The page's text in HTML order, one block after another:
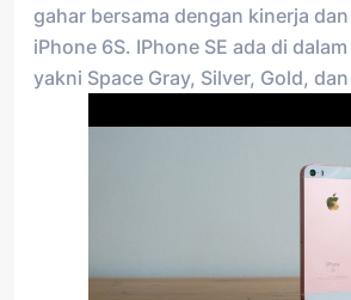
gahar bersama dengan kinerja
iPhone 6S. IPhone SE ada di
yakni Space Gray, Silver, Gold,